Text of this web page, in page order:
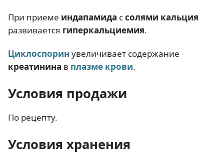
При приеме индапамида ссолями кальция
развивается гиперкальциемия.
Циклоспорин увеличивает содержание
креатинина в плазме крови.
Условия продажи
По рецепту.
Условия хранения